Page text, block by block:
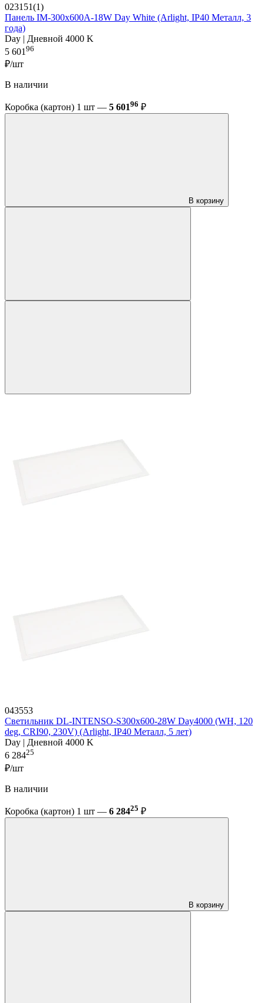
023151(1)
Панель IM-300x600A-18W Day White (Arlight, IP40 Металл, 3
года)
Day | Дневной 4000 K
5 601 96
₽/шт
В наличии
Коробка (картон) 1 шт — 5 60196 ₽
В корзину
043553
Светильник DL-INTENSO-S300x600-28W Day4000 (WH, 120
deg, CRI90, 230V) (Arlight, IP40 Металл, 5 лет)
Day | Дневной 4000 K
6 28425
₽/шт
В наличии
Коробка (картон) 1 шт — 6 28425 ₽
В корзину